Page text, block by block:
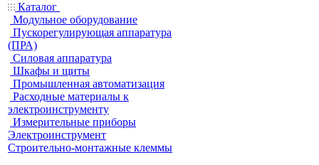
Каталог
Модульное оборудование
Пускорегулирующая аппаратура
(ПРА)
Силовая аппаратура
Шкафы и щиты
Промышленная автоматизация
Расходные материалы к
электроинструменту
Измерительные приборы
Электроинструмент
Строительно-монтажные клеммы